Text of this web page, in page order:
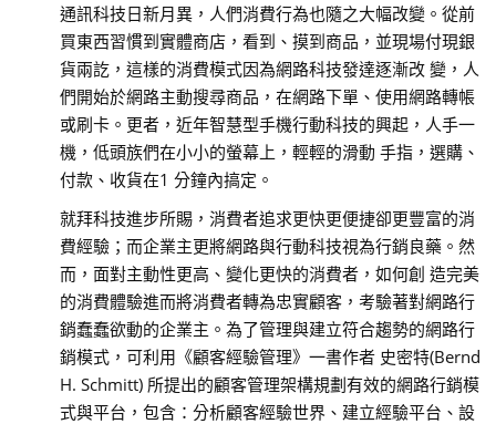
通訊科技日新月異，人們消費行為也隨之大幅改變。從前
買東西習慣到實體商店，看到、摸到商品，並現場付現銀
貨兩訖，這樣的消費模式因為網路科技發達逐漸改 變，人
們開始於網路主動搜尋商品，在網路下單、使用網路轉帳
或刷卡。更者，近年智慧型手機行動科技的興起，人手一
機，低頭族們在小小的螢幕上，輕輕的滑動 手指，選購、
付款、收貨在1 分鐘內搞定。
就拜科技進步所賜，消費者追求更快更便捷卻更豐富的消
費經驗；而企業主更將網路與行動科技視為行銷良藥。然
而，面對主動性更高、變化更快的消費者，如何創 造完美
的消費體驗進而將消費者轉為忠實顧客，考驗著對網路行
銷蠢蠢欲動的企業主。為了管理與建立符合趨勢的網路行
銷模式，可利用《顧客經驗管理》一書作者 史密特(Bernd
H. Schmitt) 所提出的顧客管理架構規劃有效的網路行銷模
式與平台，包含：分析顧客經驗世界、建立經驗平台、設